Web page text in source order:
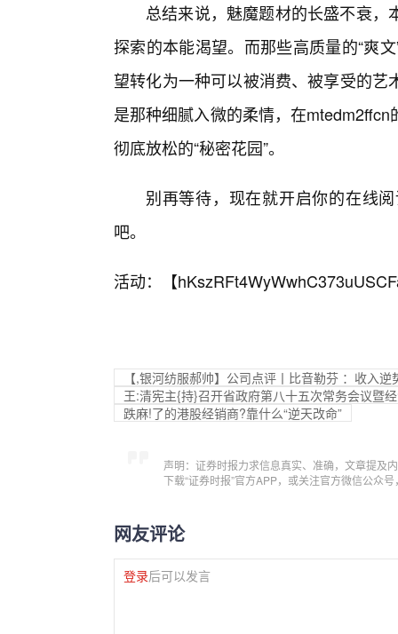
总结来说，魅魔题材的长盛不衰
探索的本能渴望。而那些高质量的“爽
望转化为一种可以被消费、被享受的
是那种细腻入微的柔情，在
彻底放松的“秘密花园”。
别再等待，现在就开启你的在线
吧。
活动：【
【,银河纺服郝帅】公司点评丨比音勒芬 ：收入
王:清宪主{持}召开省政府第八十五次常务会议暨
跌麻!了的港股经销商?靠什么“逆天改命”
声明：证券时报力求信息真实、准确，文章提及
下载“证券时报”官方APP，或关注官方微信公众
网友评论
登录后可以发言